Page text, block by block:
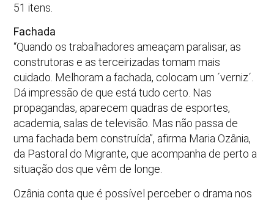
51 itens.
Fachada
“Quando os trabalhadores ameaçam paralisar, as
construtoras e as terceirizadas tomam mais
cuidado. Melhoram a fachada, colocam um ´verniz´.
Dá impressão de que está tudo certo. Nas
propagandas, aparecem quadras de esportes,
academia, salas de televisão. Mas não passa de
uma fachada bem construída”, afirma Maria Ozânia,
da Pastoral do Migrante, que acompanha de perto a
situação dos que vêm de longe.
Ozânia conta que é possível perceber o drama nos